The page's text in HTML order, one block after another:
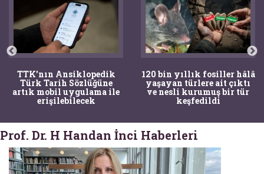
TTK'nın Ansiklopedik
Türk Tarih Sözlüğüne
artık mobil uygulama ile
erişilebilecek
120 bin yıllık fosiller hâlâ
yaşayan türlere ait çıktı
ve nesli kurumuş bir tür
keşfedildi
Prof. Dr. H Handan İnci Haberleri